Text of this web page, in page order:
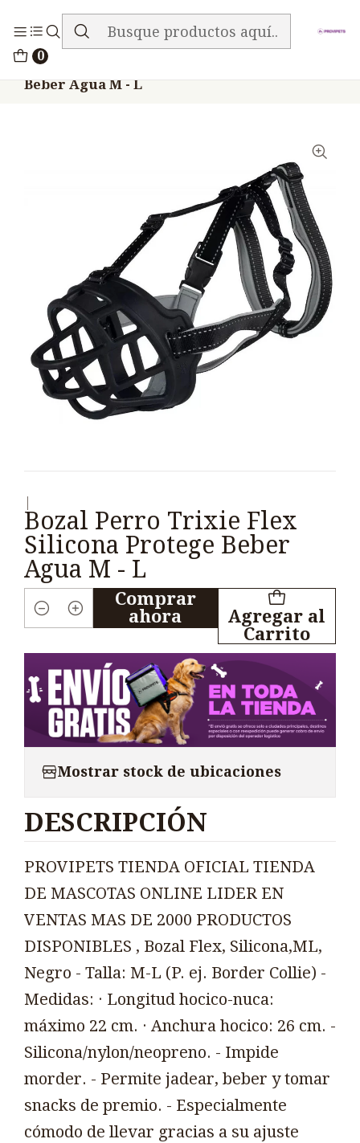
0
ENVIO GRATIS EN TODA LA TIENDA
Beber Agua M - L
Bozal Perro Trixie Flex
Silicona Protege Beber
Agua M - L
Cantidad
Agregar al
Carrito
Comprar
ahora
Mostrar stock de ubicaciones
DESCRIPCIÓN
PROVIPETS TIENDA OFICIAL TIENDA
DE MASCOTAS ONLINE LIDER EN
VENTAS MAS DE 2000 PRODUCTOS
DISPONIBLES , Bozal Flex, Silicona,ML,
Negro - Talla: M-L (P. ej. Border Collie) -
Medidas: · Longitud hocico-nuca:
máximo 22 cm. · Anchura hocico: 26 cm. -
Silicona/nylon/neopreno. - Impide
morder. - Permite jadear, beber y tomar
snacks de premio. - Especialmente
cómodo de llevar gracias a su ajuste